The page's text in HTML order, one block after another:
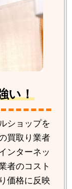
い！
ショップを
買取り業者
ンターネッ
者のコスト
価格に反映